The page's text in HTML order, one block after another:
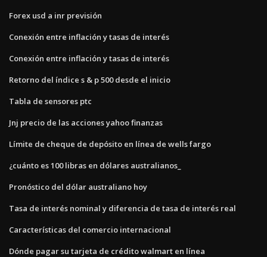
Forex usd a inr previsión
Conexión entre inflación y tasas de interés
Conexión entre inflación y tasas de interés
Retorno del índice s & p 500 desde el inicio
Tabla de sensores ptc
Jnj precio de las acciones yahoo finanzas
Límite de cheque de depósito en línea de wells fargo
¿cuánto es 100 libras en dólares australianos_
Pronóstico del dólar australiano hoy
Tasa de interés nominal y diferencia de tasa de interés real
Características del comercio internacional
Dónde pagar su tarjeta de crédito walmart en línea